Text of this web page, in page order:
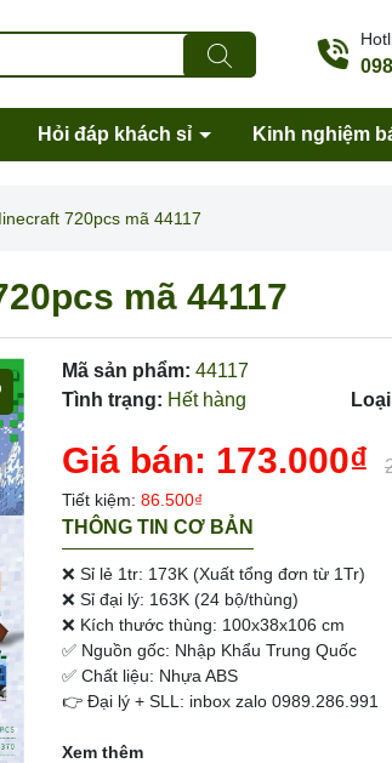
Hỏi đáp khách sỉ Kinh nghiệm
720pcs mã 44117
mã 44117
Mã sản phẩm: 44117
Tình trạng: Hết hàng
Giá bán: 173.000₫
Tiết kiệm: 86.500₫
THÔNG TIN CƠ BẢN
❌ Sỉ lẻ 1tr: 173K (Xuất tổng đơn từ 1Tr)
❌ Sỉ đại lý: 163K (24 bộ/thùng)
❌ Kích thước thùng: 100x38x106 cm
✅ Nguồn gốc: Nhập Khẩu Trung Quốc
✅ Chất liệu: Nhựa ABS
👉 Đại lý + SLL: inbox zalo 0989.286.991
Xem thêm
Mã giảm giá:
Ngày hết hạn:
Điều kiện: